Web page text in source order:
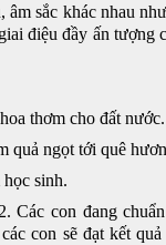
âm sắc khác nhau
điệu đầy ấn tượng
thơm cho đất nước.
quả ngọt tới quê
sinh.
Các con đang
con sẽ đạt kết quả